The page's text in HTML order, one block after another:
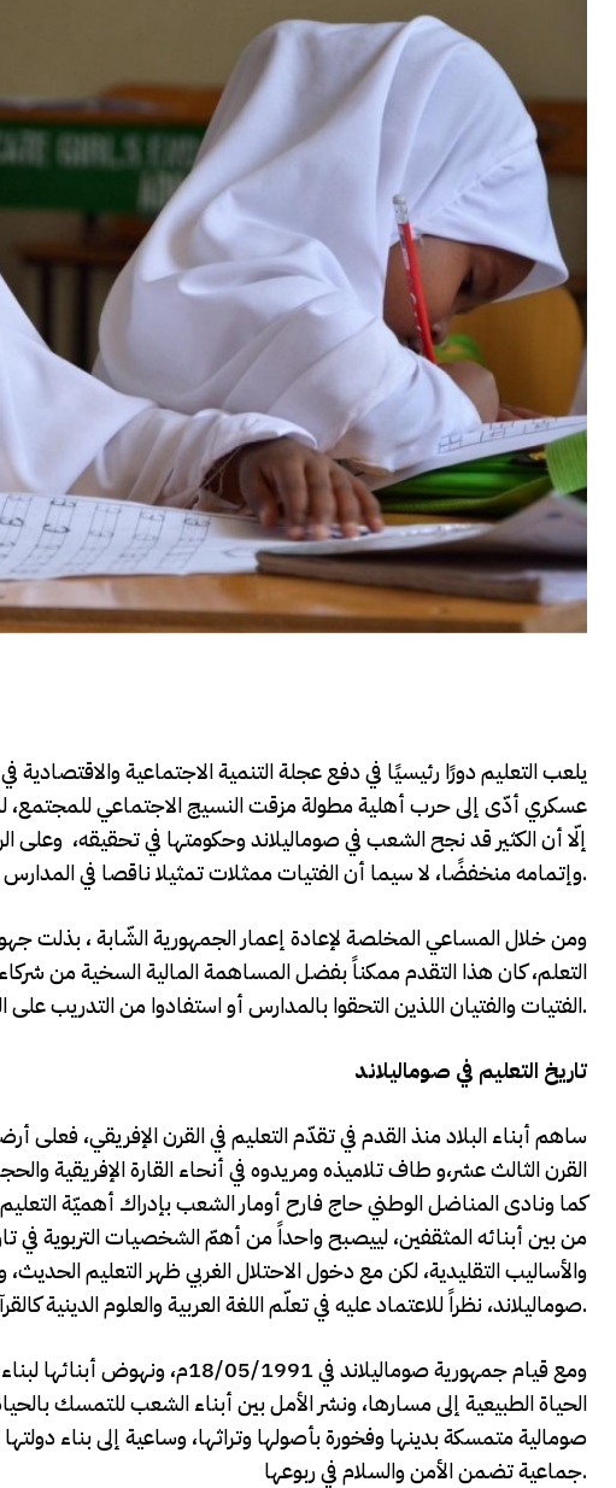
يلعب التعليم دورًا رئيسيًا في دفع عجلة التنمية الاجتماعية
عسكري أدّى إلى حرب أهلية مطولة مزقت النسيج الاجتماعي للمجتمع،
إلّا أن الكثير قد نجح الشعب في صوماليلاند وحكومتها في تحقيقه، وعلى
وإتمامه منخفضًا، لا سيما أن الفتيات ممثلات تمثيلا ناقصا في المدارس.
ومن خلال المساعي المخلصة لإعادة إعمار الجمهورية الشّابة ، بذلت
التعلم، كان هذا التقدم ممكناً بفضل المساهمة المالية السخية من
الفتيات والفتيان اللذين التحقوا بالمدارس أو استفادوا من التدريب على المهارات المختلفة.
تاريخ التعليم في صوماليلاند
ساهم أبناء البلاد منذ القدم في تقدّم التعليم في القرن الإفريقي،
القرن الثالث عشر،و طاف تلاميذه ومريدوه في أنحاء القارة الإفريقية
كما ونادى المناضل الوطني حاج فارح أومار الشعب بإدراك أهميّة
من بين أبنائه المثقفين، لييصبح واحداً من أهمّ الشخصيات التربوية في
والأساليب التقليدية، لكن مع دخول الاحتلال الغربي ظهر التعليم
صوماليلاند، نظراً للاعتماد عليه في تعلّم اللغة العربية والعلوم الدينية كالقرآن والعقيدة والفقه والحديث.
ومع قيام جمهورية صوماليلاند
الحياة الطبيعية إلى مسارها، ونشر الأمل بين أبناء الشعب للتمسك
صومالية متمسكة بدينها وفخورة بأصولها وتراثها، وساعية إلى بناء
جماعية تضمن الأمن والسلام في ربوعها.